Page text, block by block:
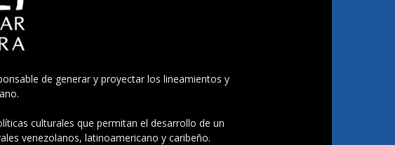
de generar y proyectar los lineamientos y
culturales que permitan el desarrollo de un
venezolanos, latinoamericano y caribeño.